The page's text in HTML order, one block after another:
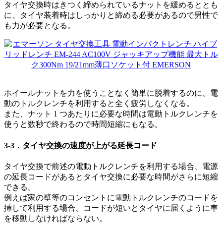
タイヤ交換時はきつく締められているナットを緩めるととも
に、タイヤ装着時はしっかりと締める必要があるので男性で
も力が必要となる。
ホイールナットを力を使うことなく簡単に脱着するのに、電
動のトルクレンチを利用すると全く疲労しなくなる。
また、ナット 1 つあたりに必要な時間は電動トルクレンチを
使うと数秒で終わるので時間短縮にもなる。
3-3．タイヤ交換の速度が上がる延長コード
タイヤ交換で前述の電動トルクレンチを利用する場合、電源
の延長コードがあるとタイヤ交換に必要な時間がさらに短縮
できる。
例えば家の壁等のコンセントに電動トルクレンチのコードを
挿して利用する場合、コードが短いとタイヤに届くように車
を移動しなければならない。